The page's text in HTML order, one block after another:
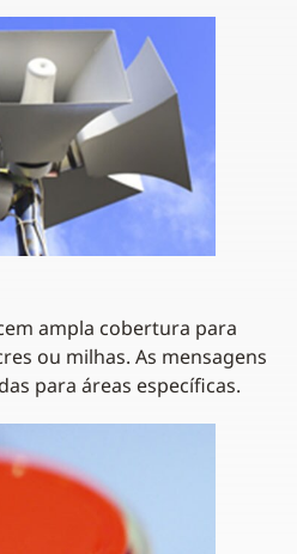
ampla cobertura para
ou milhas. As mensagens
para áreas específicas.